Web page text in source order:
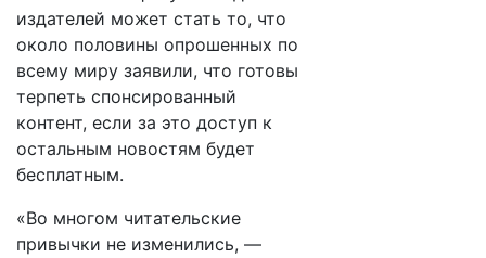
издателей может стать то, что
около половины опрошенных по
всему миру заявили, что готовы
терпеть спонсированный
контент, если за это доступ к
остальным новостям будет
бесплатным.
«Во многом читательские
привычки не изменились, —